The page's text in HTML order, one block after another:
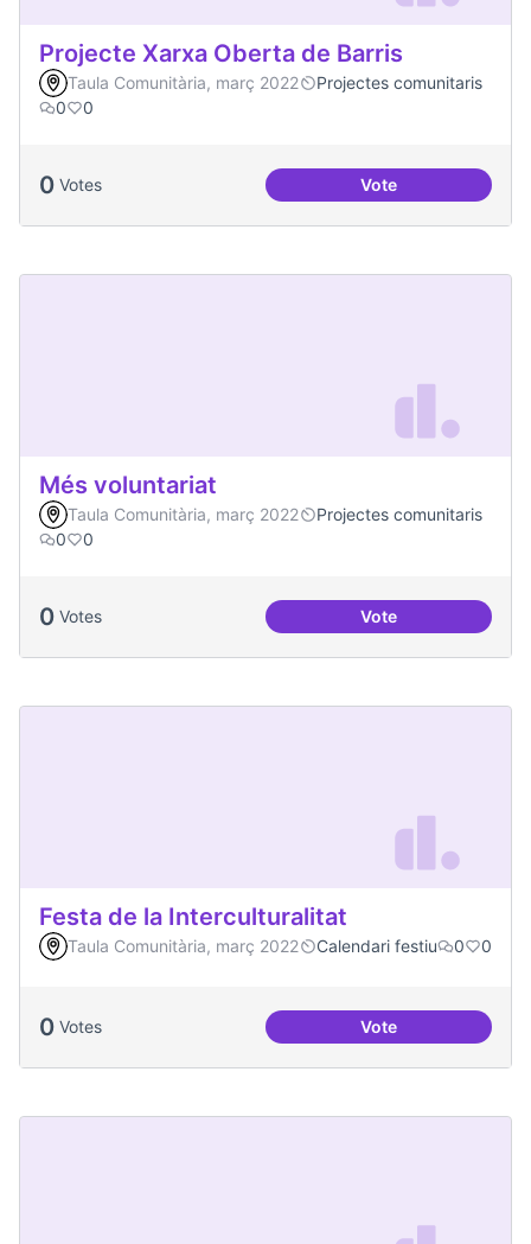
Projecte Xarxa Oberta de Barris
Taula Comunitària, març 2022
Projectes comunitaris
0
0
0 Votes VoteProjecte Xarxa
Més voluntariat
Taula Comunitària, març 2022
Projectes comunitaris
0
0
0 Votes VoteMés voluntariat
Festa de la Interculturalitat
Taula Comunitària, març 2022 Calendari festiu 0 0
0 Votes VoteFesta de la